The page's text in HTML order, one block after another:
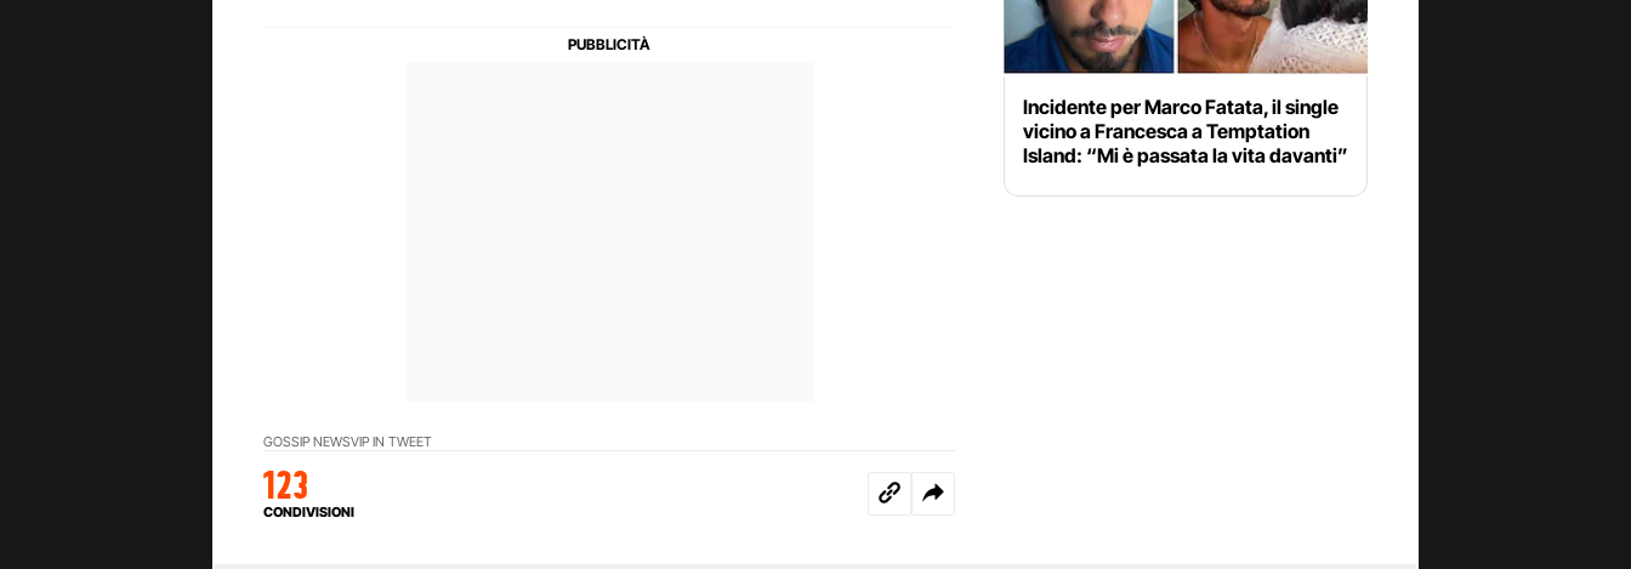
GOSSIP NEWSVIP IN TWEET
123
CONDIVISIONI
Incidente per Marco Fatata, il single
vicino a Francesca a Temptation
Island: “Mi è passata la vita davanti”